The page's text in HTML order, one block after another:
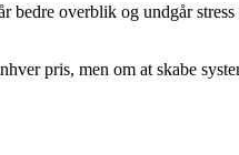
overblik og undgår
pris, men om at skabe